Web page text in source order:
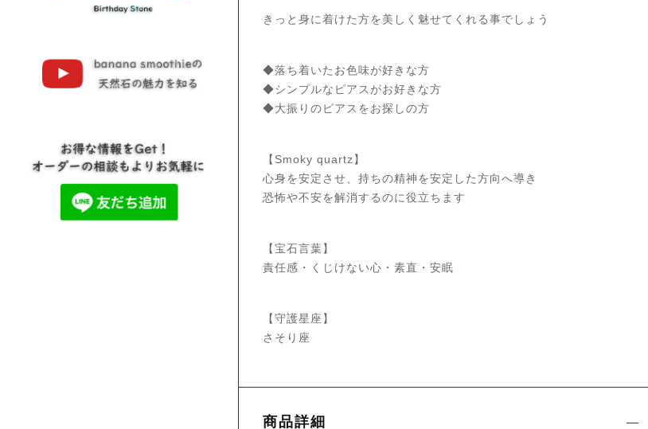
きっと身に着けた方を美しく魅せてくれる事でしょう
◆落ち着いたお色味が好きな方
◆シンプルなピアスがお好きな方
◆大振りのピアスをお探しの方
【Smoky quartz】
心身を安定させ、持ちの精神を安定した方向へ導き
恐怖や不安を解消するのに役立ちます
【宝石言葉】
責任感・くじけない心・素直・安眠
【守護星座】
さそり座
商品詳細